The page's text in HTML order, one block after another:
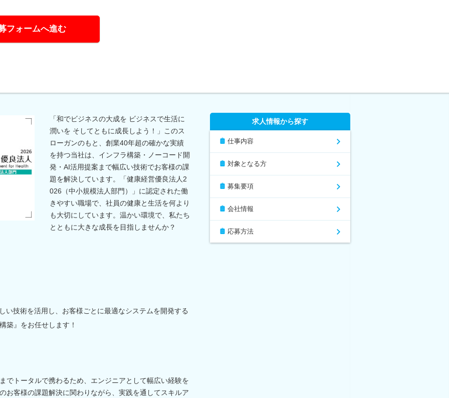
フォームへ進む
「和でビジネスの大成を ビジネスで生活に
潤いを そしてともに成長しよう！」このス
ローガンのもと、創業40年超の確かな実績
を持つ当社は、インフラ構築・ノーコード開
発・AI活用提案まで幅広い技術でお客様の課
題を解決しています。「健康経営優良法人2
026（中小規模法人部門）」に認定された働
きやすい職場で、社員の健康と生活を何より
も大切にしています。温かい環境で、私たち
とともに大きな成長を目指しませんか？
い技術を活用し、お客様ごとに最適なシステムを開発する
築』をお任せします！
でトータルで携わるため、エンジニアとして幅広い経験を
お客様の課題解決に関わりながら、実践を通してスキルア
求人情報から探す
仕事内容
対象となる方
募集要項
会社情報
応募方法